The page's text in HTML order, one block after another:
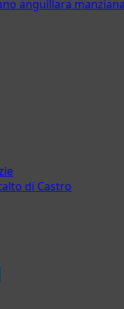
anguillara
di Castro